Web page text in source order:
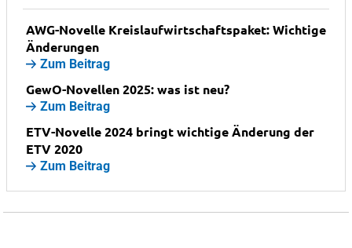
AWG-Novelle Kreislaufwirtschaftspaket: Wichtige
Änderungen
Zum Beitrag
GewO-Novellen 2025: was ist neu?
Zum Beitrag
ETV-Novelle 2024 bringt wichtige Änderung der
ETV 2020
Zum Beitrag